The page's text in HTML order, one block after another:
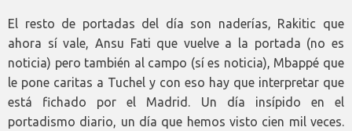
El resto de portadas del día son naderías, Rakitic que
ahora sí vale, Ansu Fati que vuelve a la portada (no es
noticia) pero también al campo (sí es noticia), Mbappé que
le pone caritas a Tuchel y con eso hay que interpretar que
está fichado por el Madrid. Un día insípido en el
portadismo diario, un día que hemos visto cien mil veces.